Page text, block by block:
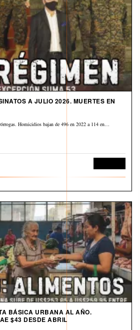
A JULIO 2026. MUERTES EN
Homicidios bajan de 496 en 2022 a 114 en…
BÁSICA URBANA AL AÑO.
$43 DESDE ABRIL